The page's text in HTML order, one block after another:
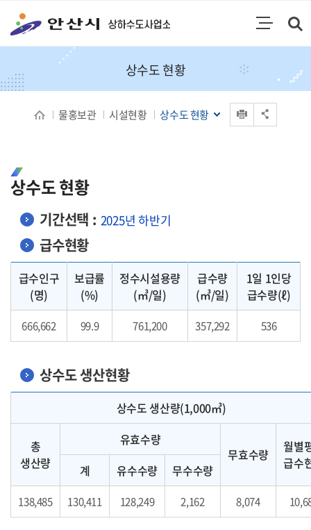
주메뉴
상수도 현황
물홍보관 시설현황 상수도 현황
상수도 현황
기간선택 : 2025년 하반기
급수현황
급수인구
(명)
보급률
(%)
정수시설용량
(㎥/일)
급수량
(㎥/일)
1일 1인당
급수량(ℓ)
666,662 99.9 761,200 357,292 536
상수도 생산현황
상수도 생산량(1,000㎥)
총
생산량
유효수량
무효수량
월별
급수
계 유수수량 무수수량
138,485 130,411 128,249 2,162 8,074